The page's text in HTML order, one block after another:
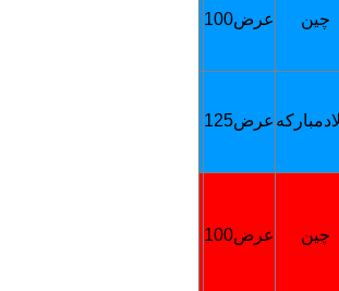
چین عرض100
عرض125
چین عرض100